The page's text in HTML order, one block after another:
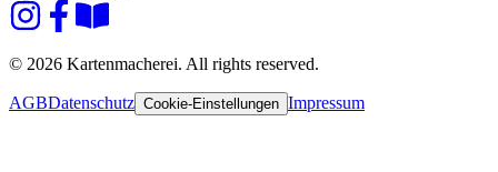
© 2026 Kartenmacherei. All rights reserved.
AGBDatenschutz Cookie-Einstellungen Impressum